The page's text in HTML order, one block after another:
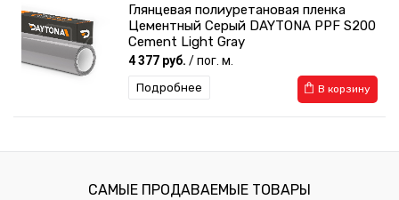
Глянцевая полиуретановая пленка
Цементный Серый DAYTONA PPF S200
Cement Light Gray
4 377 руб. / пог. м.
В корзину
Подробнее
Серый Графит DAYTONA PPF S200
4 763 руб./ пог. м.
САМЫЕ ПРОДАВАЕМЫЕ ТОВАРЫ